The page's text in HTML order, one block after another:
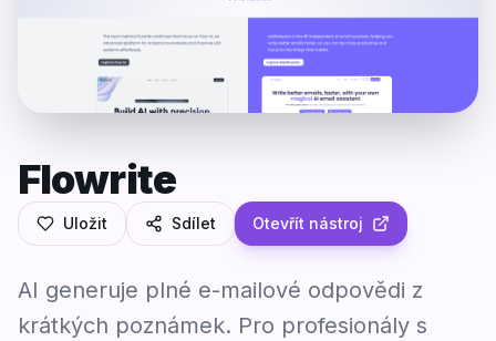
Flowrite
Uložit Sdílet Otevřít nástroj
AI generuje plné e-mailové odpovědi z
krátkých poznámek. Pro profesionály s